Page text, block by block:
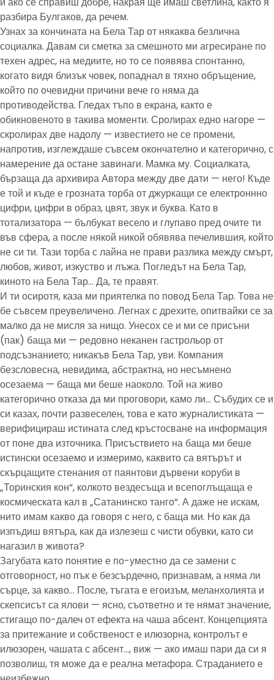
разбира Булгаков, да речем.
Узнах за кончината на Бела Тар от някаква безлична
социалка. Давам си сметка за смешното ми агресиране по
техен адрес, на медиите, но то се появява спонтанно,
когато видя близък човек, попаднал в тяхно обръщение,
който по очевидни причини вече го няма да
противодейства. Гледах тъпо в екрана, както е
обикновеното в такива моменти. Сролирах едно нагоре —
скролирах две надолу — известието не се промени,
напротив, изглеждаше съвсем окончателно и категорично, с
намерение да остане завинаги. Мамка му. Социалката,
бързаща да архивира Автора между две дати — него! Къде
е той и къде е грозната торба от джуркащи се електроннно
цифри, цифри в образ, цвят, звук и буква. Като в
тотализатора — бълбукат весело и глупаво пред очите ти
във сфера, а после някой никой обявява печелившия, който
не си ти. Тази торба с лайна не прави разлика между смърт,
любов, живот, изкуство и лъжа. Погледът на Бела Тар,
киното на Бела Тар… Да, те правят.
И ти осиротя, каза ми приятелка по повод Бела Тар. Това не
бе съвсем преувеличено. Легнах с дрехите, опитвайки се за
малко да не мисля за нищо. Унесох се и ми се присъни
(пак) баща ми — редовно неканен гастрольор от
подсъзнанието; никакъв Бела Тар, уви. Компания
безсловесна, невидима, абстрактна, но несъмнено
осезаема — баща ми беше наоколо. Той на живо
категорично отказа да ми проговори, камо ли… Събудих се и
си казах, почти развеселен, това е като журналистиката —
верифицираш истината след кръстосване на информация
от поне два източника. Присъствието на баща ми беше
истински осезаемо и измеримо, каквито са вятърът и
скърцащите стенания от паянтови дървени коруби в
„Торинския кон“, колкото вездесъща и всепоглъщаща е
космическата кал в „Сатанинско танго“. А даже не искам,
нито имам какво да говоря с него, с баща ми. Но как да
изпъдиш вятъра, как да излезеш с чисти обувки, като си
нагазил в живота?
Загубата като понятие е по-уместно да се замени с
отговорност, но пък е безсърдечно, признавам, а няма ли
сърце, за какво… После, тъгата е егоизъм, меланхолията и
скепсисът са ялови — ясно, съответно и те нямат значение,
стигащо по-далеч от ефекта на чаша абсент. Концепцията
за притежание и собственост е илюзорна, контролът е
илюзорен, чашата с абсент…, виж — ако имаш пари да си я
позволиш, тя може да е реална метафора. Страданието е